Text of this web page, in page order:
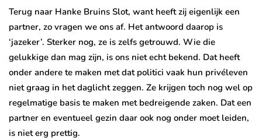
Terug naar Hanke Bruins Slot, want heeft zij eigenlijk een
partner, zo vragen we ons af. Het antwoord daarop is
‘jazeker’. Sterker nog, ze is zelfs getrouwd. Wie die
gelukkige dan mag zijn, is ons niet echt bekend. Dat heeft
onder andere te maken met dat politici vaak hun privéleven
niet graag in het daglicht zeggen. Ze krijgen toch nog wel op
regelmatige basis te maken met bedreigende zaken. Dat een
partner en eventueel gezin daar ook nog onder moet leiden,
is niet erg prettig.